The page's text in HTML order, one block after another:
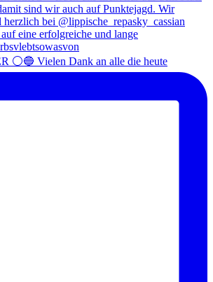
⚪️🔵 Vielen Dank an alle die heute